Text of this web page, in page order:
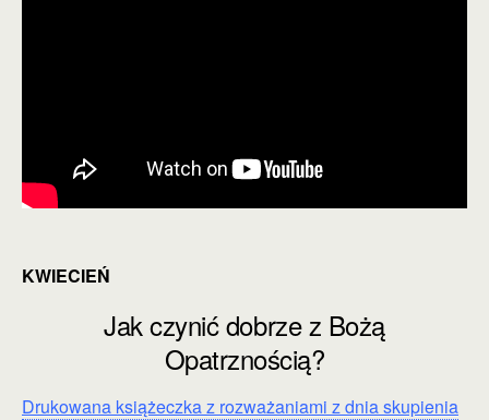
KWIECIEŃ
Jak czynić dobrze z Bożą
Opatrznością?
Drukowana książeczka z rozważaniami z dnia skupienia